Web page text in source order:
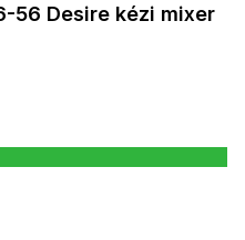
56 Desire kézi mixer